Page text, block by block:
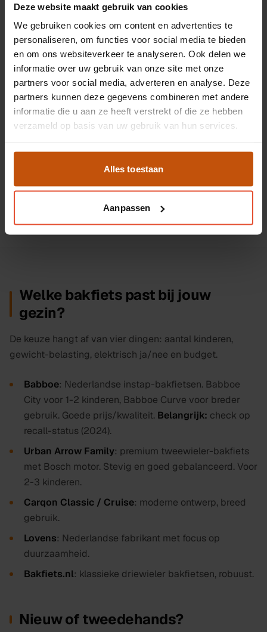
Deze website maakt gebruik van cookies
We gebruiken cookies om content en advertenties te
personaliseren, om functies voor social media te bieden
en om ons websiteverkeer te analyseren. Ook delen we
informatie over uw gebruik van onze site met onze
partners voor social media, adverteren en analyse. Deze
partners kunnen deze gegevens combineren met andere
informatie die u aan ze heeft verstrekt of die ze hebben
verzameld op basis van uw gebruik van hun services.
Alles toestaan
Aanpassen
ACTIEPRIJS
2.809,-was2.849,- − %
Bekijk fiets
CANGOO
Cangoo Keewee 2.0 e-bakfiets Ananda middenmotor
640Wh
Bekijk fiets
Welke bakfiets past bij jouw
gezin?
De keuze hangt af van vier dingen: aantal kinderen,
gewicht-belasting, elektrisch ja/nee en budget.
Babboe: Nederlandse instap-bakfietsen. Babboe
City voor 1-2 kinderen, Babboe Curve voor breder
gebruik. Goede prijs/kwaliteit. Belangrijk: check op
recall-status (2024).
Urban Arrow Family: premium tweewieler-bakfiets
met Bosch motor. Stevig en goed gebalanceerd. Voor
2-3 kinderen.
Carqon Classic / Cruise: moderne ontwerp, breed
gebruik.
Lovens: Nederlandse fabrikant met focus op
duurzaamheid.
Bakfiets.nl: klassieke driewieler bakfietsen, robuust.
Nieuw of tweedehands?